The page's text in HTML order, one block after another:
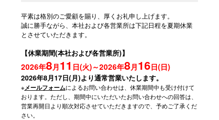
平素は格別のご愛顧を賜り、厚くお礼申し上げます。
誠に勝手ながら、本社および各営業所は下記日程を夏期休業
とさせていただきます。
【休業期間(本社および各営業所)】
2026年8月11 日(火)～2026年8月16日(日)
2026年8月17日(月)より通常営業いたします。
※メールフォームによるお問い合わせは、休業期間中も受け付けて
おります。ただし、期間中にいただいたお問い合わせへの回答は、
営業再開日より順次対応させていただきますので、予めご了承くだ
さい。